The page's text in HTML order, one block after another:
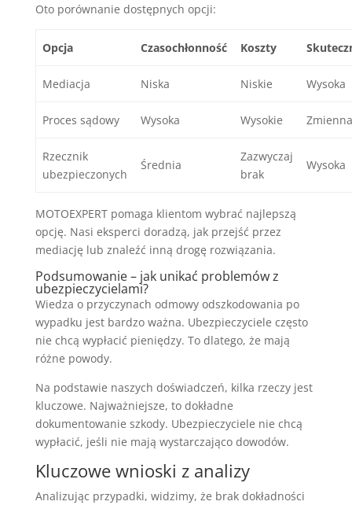
Oto porównanie dostępnych opcji:
Opcja Czasochłonność Koszty
Mediacja Niska Niskie Wysoka
Proces sądowy Wysoka Wysokie Zmienna
Rzecznik
ubezpieczonych
Średnia
Zazwyczaj
brak
Wysoka
MOTOEXPERT pomaga klientom wybrać najlepszą
opcję. Nasi eksperci doradzą, jak przejść przez
mediację lub znaleźć inną drogę rozwiązania.
Podsumowanie – jak unikać problemów z
ubezpieczycielami?
Wiedza o przyczynach odmowy odszkodowania po
wypadku jest bardzo ważna. Ubezpieczyciele często
nie chcą wypłacić pieniędzy. To dlatego, że mają
różne powody.
Na podstawie naszych doświadczeń, kilka rzeczy jest
kluczowe. Najważniejsze, to dokładne
dokumentowanie szkody. Ubezpieczyciele nie chcą
wypłacić, jeśli nie mają wystarczająco dowodów.
Kluczowe wnioski z analizy
Analizując przypadki, widzimy, że brak dokładności